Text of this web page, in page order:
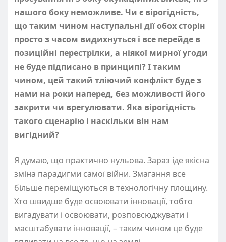
нашого боку неможливе. Чи є вірогідність,
що таким чином наступальні дії обох сторін
просто з часом видихнуться і все перейде в
позиційні перестрілки, а ніякої мирної угоди
не буде підписано в принципі? І таким
чином, цей такий тліючий конфлікт буде з
нами на роки наперед, без можливості його
закрити чи врегулювати. Яка вірогідність
такого сценарію і наскільки він нам
вигідний?
Я думаю, що практично нульова. Зараз іде якісна
зміна парадигми самої війни. Змагання все
більше переміщуються в технологічну площину.
Хто швидше буде освоювати інновації, тобто
вигадувати і освоювати, розповсюджувати і
масштабувати інновації, – таким чином це буде